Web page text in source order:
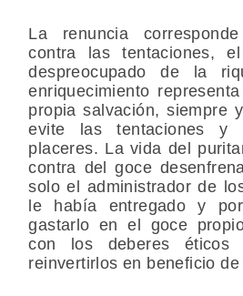
La renuncia
contra las tentaciones,
despreocupado de la
enriquecimiento
propia salvación, siempre
evite las tentaciones
placeres. La vida del
contra del goce
solo el administrador de
le había entregado y
gastarlo en el goce
con los deberes éticos
reinvertirlos en beneficio